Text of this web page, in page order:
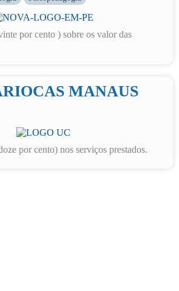
por cento ) sobre os valor das
MANAUS
por cento) nos serviços prestados.